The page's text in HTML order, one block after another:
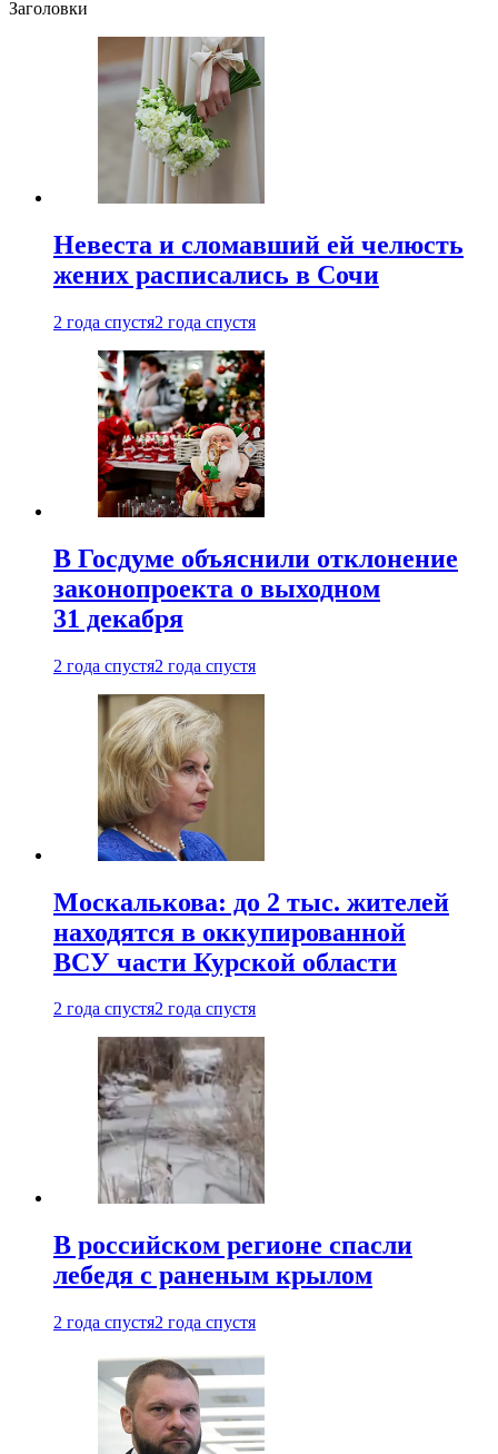
Заголовки
Невеста и сломавший ей челюсть
жених расписались в Сочи
2 года спустя2 года спустя
В Госдуме объяснили отклонение
законопроекта о выходном
31 декабря
2 года спустя2 года спустя
Москалькова: до 2 тыс. жителей
находятся в оккупированной
ВСУ части Курской области
2 года спустя2 года спустя
В российском регионе спасли
лебедя с раненым крылом
2 года спустя2 года спустя